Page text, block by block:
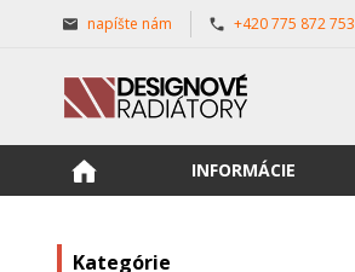
napíšte nám +420 775 872 753
INFORMÁCIE
Kategórie